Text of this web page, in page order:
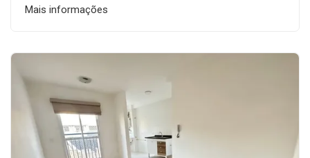
Mais informações